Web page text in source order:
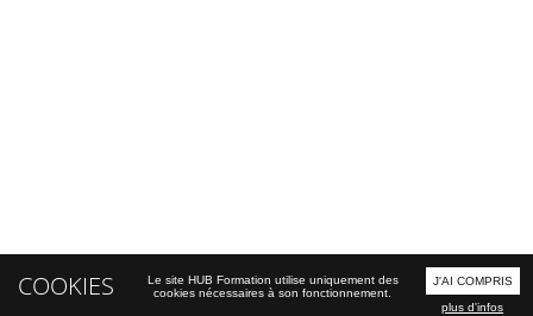
COOKIES
Le site HUB Formation utilise uniquement des
cookies nécessaires à son fonctionnement.
J'AI COMPRIS
plus d'infos